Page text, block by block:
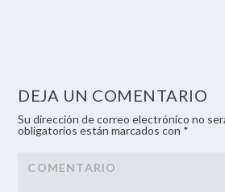
DEJA UN COMENTARIO
Su dirección de correo electrónico no
obligatorios están marcados con *